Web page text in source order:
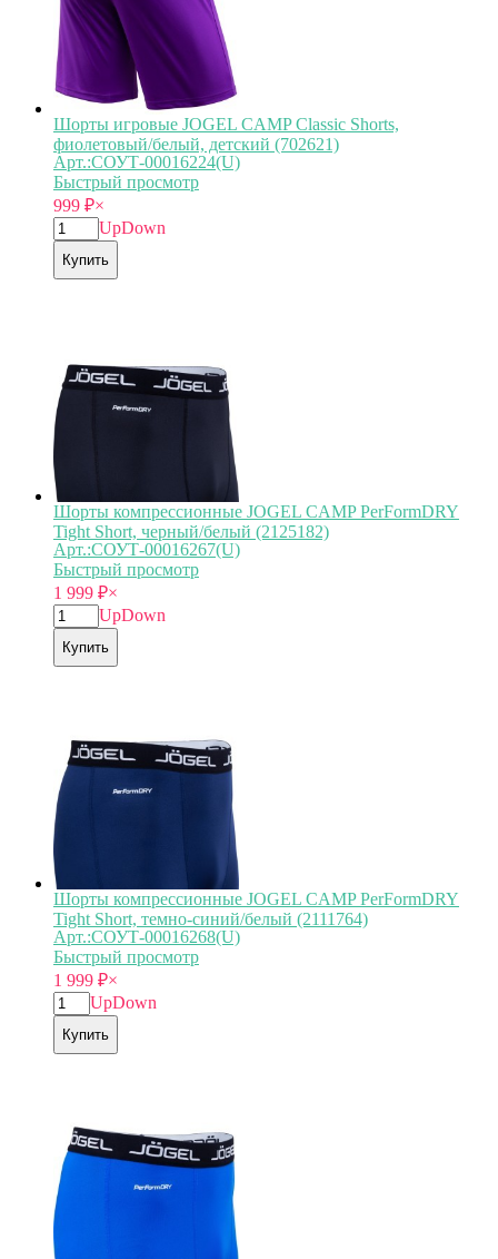
Шорты игровые JOGEL CAMP Classic Shorts,
фиолетовый/белый, детский (702621)
Арт.:СОУТ-00016224(U)
Быстрый просмотр
999 ₽×
UpDown
Купить
Шорты компрессионные JOGEL CAMP PerFormDRY
Tight Short, черный/белый (2125182)
Арт.:СОУТ-00016267(U)
Быстрый просмотр
1 999 ₽×
UpDown
Купить
Шорты компрессионные JOGEL CAMP PerFormDRY
Tight Short, темно-синий/белый (2111764)
Арт.:СОУТ-00016268(U)
Быстрый просмотр
1 999 ₽×
UpDown
Купить